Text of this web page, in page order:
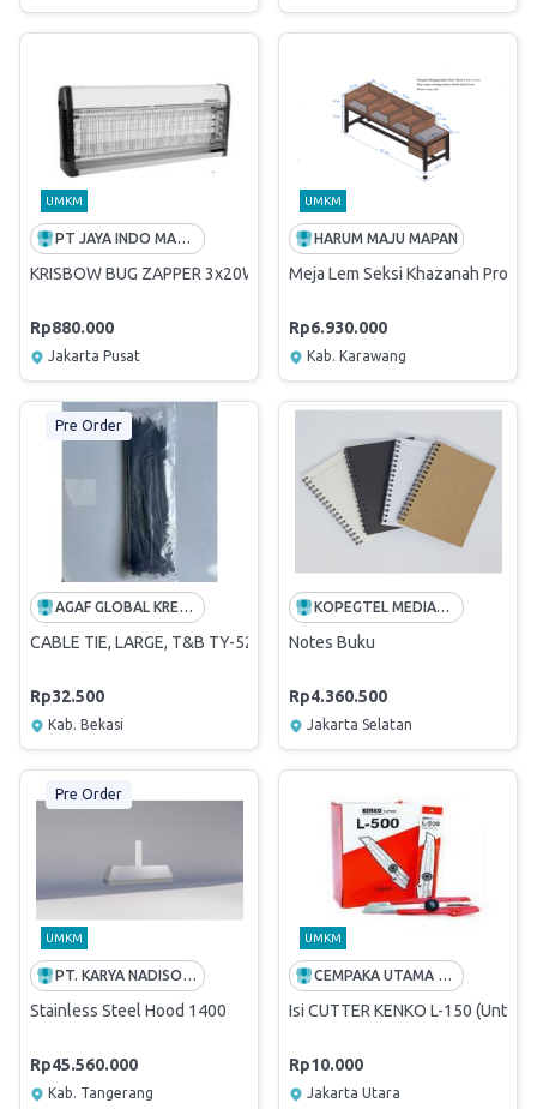
UMKM
PT JAYA INDO MANDIRI
KRISBOW BUG ZAPPER 3x20W = 60W
Rp880.000
Jakarta Pusat
UMKM
HARUM MAJU MAPAN
Meja Lem Seksi Khazanah
Rp6.930.000
Kab. Karawang
Pre Order
AGAF GLOBAL KREASINDO
CABLE TIE, LARGE, T&B TY-527M
Rp32.500
Kab. Bekasi
KOPEGTEL MEDIATRON
Notes Buku
Rp4.360.500
Jakarta Selatan
Pre Order
UMKM
PT. KARYA NADISO UTAMA
Stainless Steel Hood 1400
Rp45.560.000
Kab. Tangerang
UMKM
CEMPAKA UTAMA BERSAMA
Isi CUTTER KENKO L-150 (Untuk
Rp10.000
Jakarta Utara